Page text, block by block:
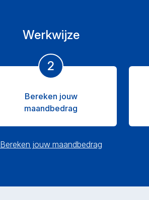
Werkwijze
2
Bereken jouw
maandbedrag
Bereken jouw maandbedrag